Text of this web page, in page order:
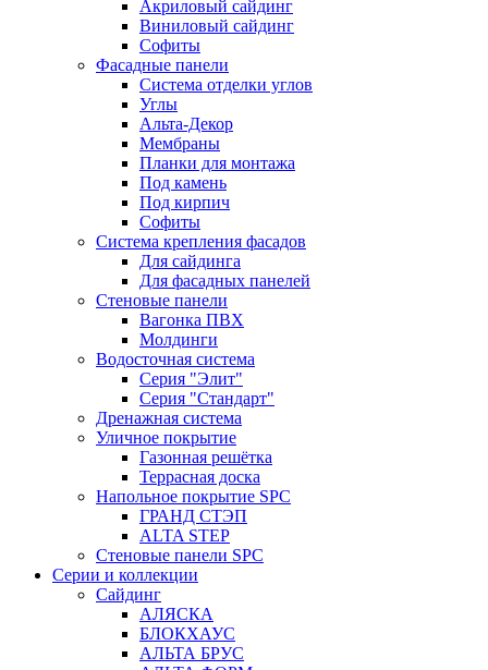
Акриловый сайдинг
Виниловый сайдинг
Софиты
Фасадные панели
Система отделки углов
Углы
Альта-Декор
Мембраны
Планки для монтажа
Под камень
Под кирпич
Софиты
Система крепления фасадов
Для сайдинга
Для фасадных панелей
Стеновые панели
Вагонка ПВХ
Молдинги
Водосточная система
Серия "Элит"
Серия "Стандарт"
Дренажная система
Уличное покрытие
Газонная решётка
Террасная доска
Напольное покрытие SPC
ГРАНД СТЭП
ALTA STEP
Стеновые панели SPC
Серии и коллекции
Сайдинг
АЛЯСКА
БЛОКХАУС
АЛЬТА БРУС